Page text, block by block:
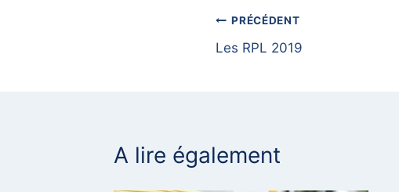
Navigation
de
PRÉCÉDENT
Les RPL 2019
A lire également